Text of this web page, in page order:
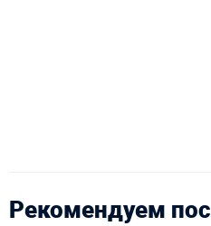
Рекомендуем